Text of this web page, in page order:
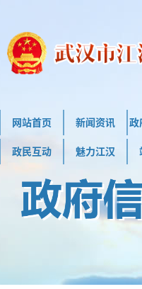
网站首页 新闻资讯 政
政民互动 魅力江汉